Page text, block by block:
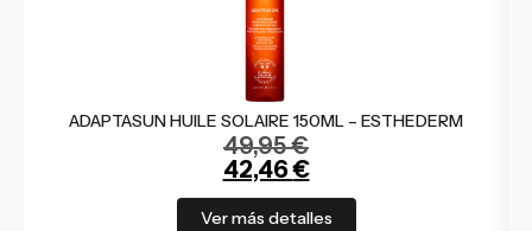
ADAPTASUN HUILE SOLAIRE 150ML – ESTHEDERM
49,95€
42,46€
Ver más detalles